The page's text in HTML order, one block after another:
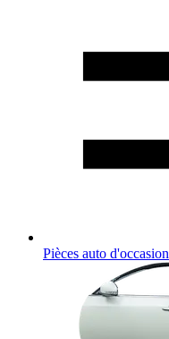
Pièces auto d'occasion